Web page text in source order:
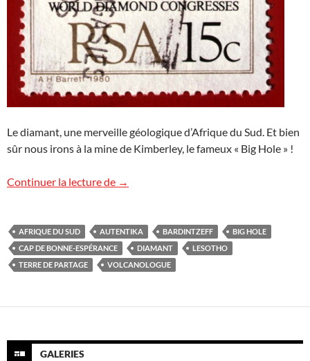
Le diamant, une merveille géologique d’Afrique du Sud. Et bien
sûr nous irons à la mine de Kimberley, le fameux « Big Hole » !
Continuer la lecture de Voyage en Afrique du Sud
→
AFRIQUE DU SUD AUTENTIKA BARDINTZEFF
BIG HOLE
CAP DE BONNE-ESPÉRANCE
DIAMANT
LESOTHO
TERRE DE PARTAGE
VOLCANOLOGUE
GALERIES